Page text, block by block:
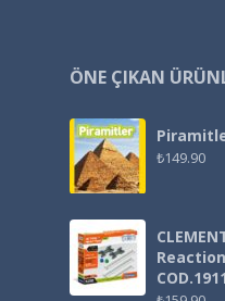
ÖNE ÇIKAN
₺149.90